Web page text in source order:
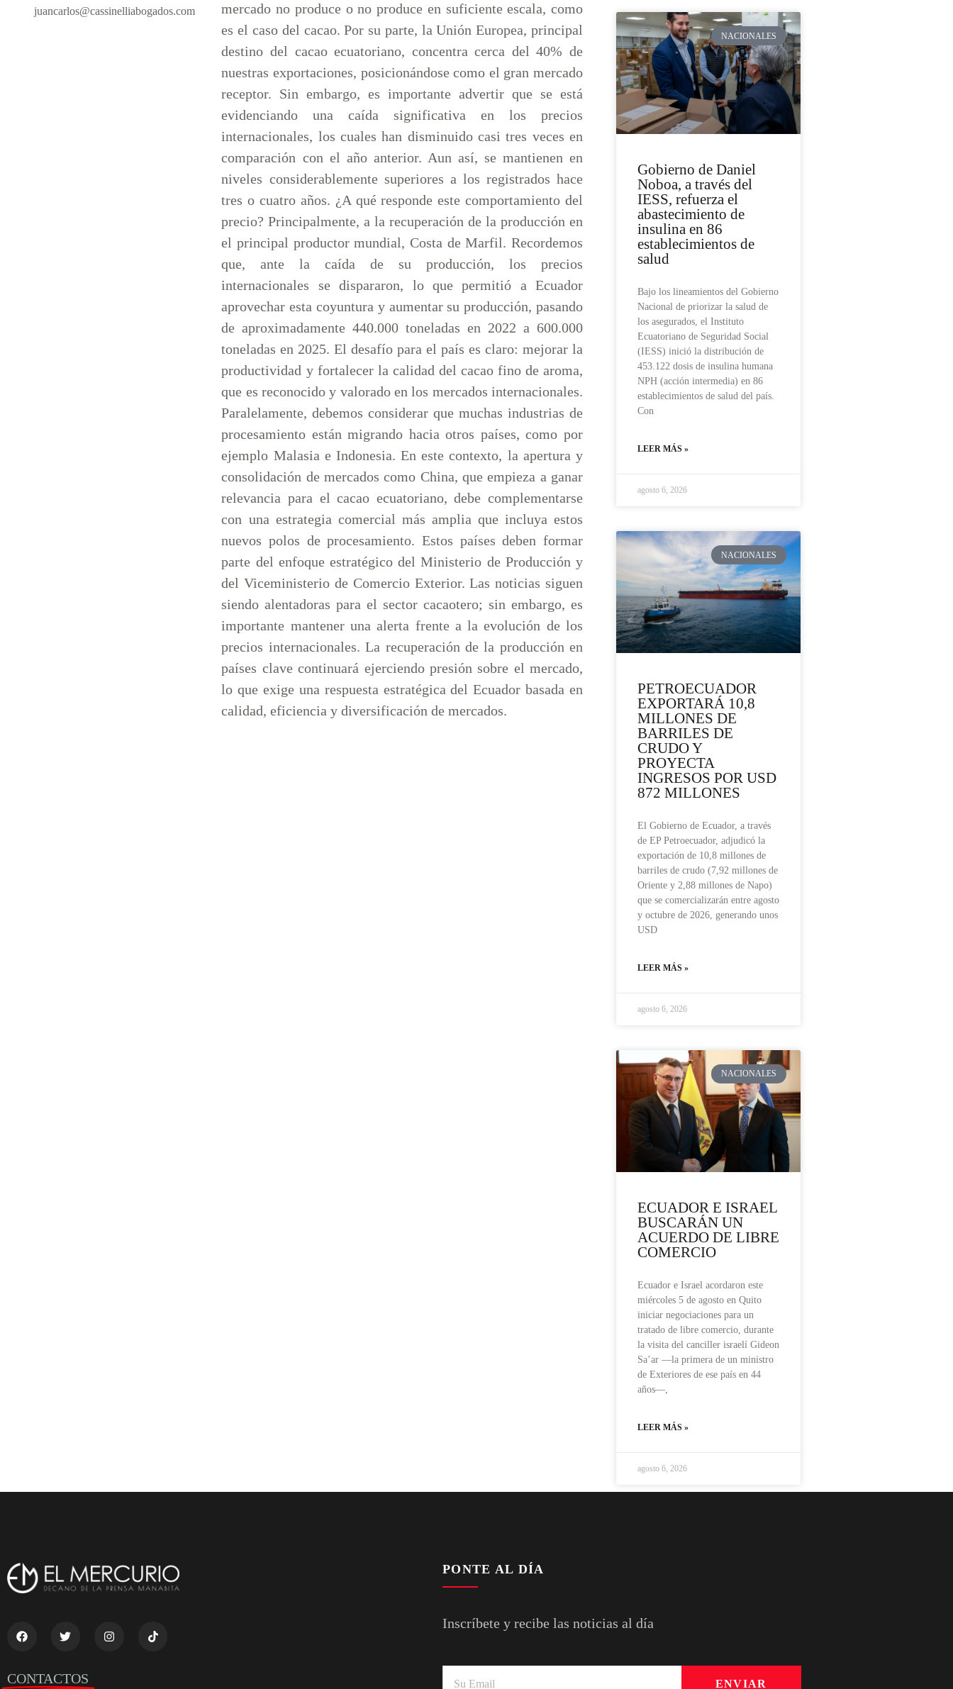
juancarlos@cassinelliabogados.com
mercado no produce o no produce en suficiente escala, como
es el caso del cacao. Por su parte, la Unión Europea, principal
destino del cacao ecuatoriano, concentra cerca del 40% de
nuestras exportaciones, posicionándose como el gran mercado
receptor. Sin embargo, es importante advertir que se está
evidenciando una caída significativa en los precios
internacionales, los cuales han disminuido casi tres veces en
comparación con el año anterior. Aun así, se mantienen en
niveles considerablemente superiores a los registrados hace
tres o cuatro años. ¿A qué responde este comportamiento del
precio? Principalmente, a la recuperación de la producción en
el principal productor mundial, Costa de Marfil. Recordemos
que, ante la caída de su producción, los precios
internacionales se dispararon, lo que permitió a Ecuador
aprovechar esta coyuntura y aumentar su producción, pasando
de aproximadamente 440.000 toneladas en 2022 a 600.000
toneladas en 2025. El desafío para el país es claro: mejorar la
productividad y fortalecer la calidad del cacao fino de aroma,
que es reconocido y valorado en los mercados internacionales.
Paralelamente, debemos considerar que muchas industrias de
procesamiento están migrando hacia otros países, como por
ejemplo Malasia e Indonesia. En este contexto, la apertura y
consolidación de mercados como China, que empieza a ganar
relevancia para el cacao ecuatoriano, debe complementarse
con una estrategia comercial más amplia que incluya estos
nuevos polos de procesamiento. Estos países deben formar
parte del enfoque estratégico del Ministerio de Producción y
del Viceministerio de Comercio Exterior. Las noticias siguen
siendo alentadoras para el sector cacaotero; sin embargo, es
importante mantener una alerta frente a la evolución de los
precios internacionales. La recuperación de la producción en
países clave continuará ejerciendo presión sobre el mercado,
lo que exige una respuesta estratégica del Ecuador basada en
calidad, eficiencia y diversificación de mercados.
NACIONALES
Gobierno de Daniel
Noboa, a través del
IESS, refuerza el
abastecimiento de
insulina en 86
establecimientos de
salud
Bajo los lineamientos del Gobierno
Nacional de priorizar la salud de
los asegurados, el Instituto
Ecuatoriano de Seguridad Social
(IESS) inició la distribución de
453.122 dosis de insulina humana
NPH (acción intermedia) en 86
establecimientos de salud del país.
Con
LEER MÁS »
agosto 6, 2026
NACIONALES
PETROECUADOR
EXPORTARÁ 10,8
MILLONES DE
BARRILES DE
CRUDO Y
PROYECTA
INGRESOS POR USD
872 MILLONES
El Gobierno de Ecuador, a través
de EP Petroecuador, adjudicó la
exportación de 10,8 millones de
barriles de crudo (7,92 millones de
Oriente y 2,88 millones de Napo)
que se comercializarán entre agosto
y octubre de 2026, generando unos
USD
LEER MÁS »
agosto 6, 2026
NACIONALES
ECUADOR E ISRAEL
BUSCARÁN UN
ACUERDO DE LIBRE
COMERCIO
Ecuador e Israel acordaron este
miércoles 5 de agosto en Quito
iniciar negociaciones para un
tratado de libre comercio, durante
la visita del canciller israelí Gideon
Sa’ar —la primera de un ministro
de Exteriores de ese país en 44
años—,
LEER MÁS »
agosto 6, 2026
CONTACTOS
PONTE AL DÍA
Inscríbete y recibe las noticias al día
ENVIAR